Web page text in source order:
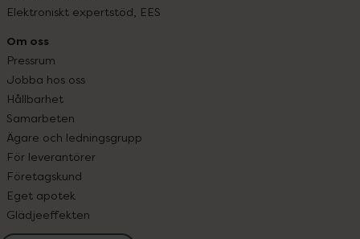
Elektroniskt expertstöd, EES
Om oss
Pressrum
Jobba hos oss
Hållbarhet
Samarbeten
Ägare och ledningsgrupp
För leverantörer
Företagskund
Eget apotek
Glädjeeffekten